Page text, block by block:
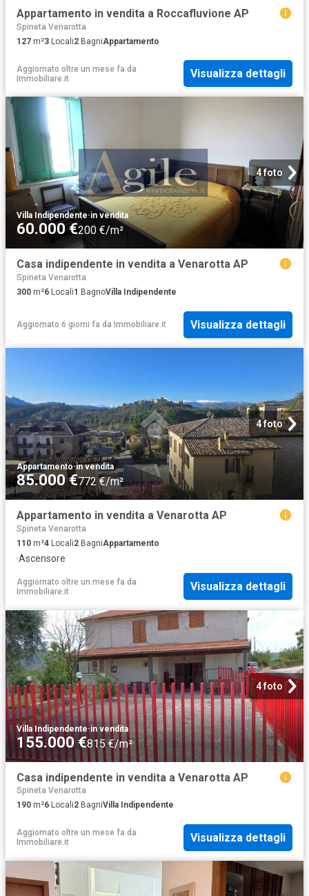
Appartamento in vendita a Roccafluvione AP
Spineta Venarotta
127 m²3 Locali2 BagniAppartamento
Aggiornato oltre un mese fa da
Immobiliare.it
Visualizza dettagli
4 foto
Villa Indipendente·in vendita
60.000 €200 €/m²
Casa indipendente in vendita a Venarotta AP
Spineta Venarotta
300 m²6 Locali1 BagnoVilla Indipendente
Aggiornato 6 giorni fa da Immobiliare.it Visualizza dettagli
4 foto
Appartamento·in vendita
85.000 €772 €/m²
Appartamento in vendita a Venarotta AP
Spineta Venarotta
110 m²4 Locali2 BagniAppartamento
·Ascensore
Aggiornato oltre un mese fa da
Immobiliare.it
Visualizza dettagli
4 foto
Villa Indipendente·in vendita
155.000 €815 €/m²
Casa indipendente in vendita a Venarotta AP
Spineta Venarotta
190 m²6 Locali2 BagniVilla Indipendente
Aggiornato oltre un mese fa da
Immobiliare.it
Visualizza dettagli